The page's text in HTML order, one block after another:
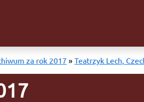
za rok 2017 » Teatrzyk Lech,